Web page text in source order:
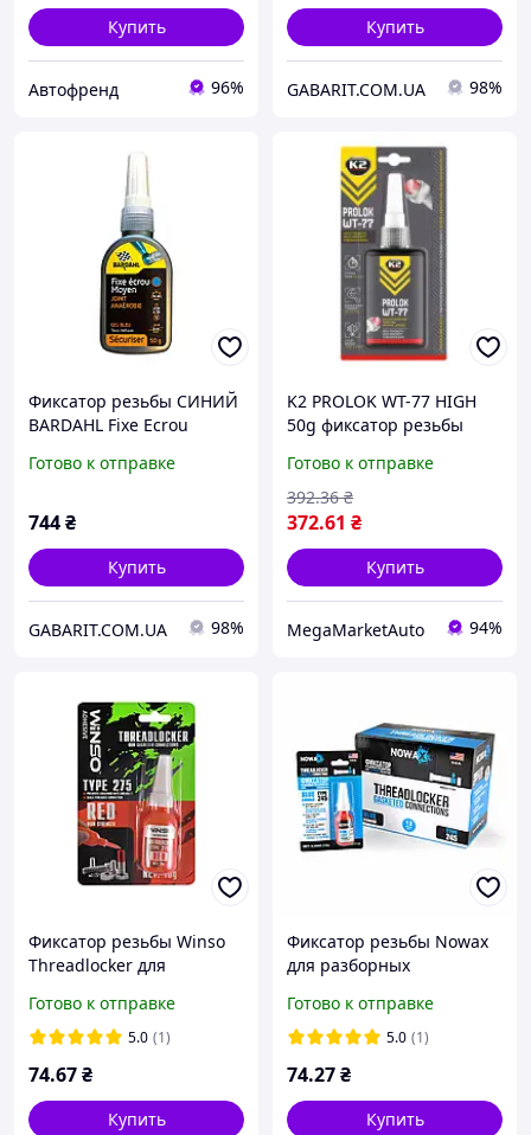
Купить
Автофренд 96%
Купить
GABARIT.COM.UA 98%
Фиксатор резьбы СИНИЙ
BARDAHL Fixe Ecrou
Готово к отправке
744₴
Купить
GABARIT.COM.UA 98%
K2 PROLOK WT-77 HIGH
50g фиксатор резьбы
прочности
Готово к отправке
372.61 ₴
392.36 ₴
Купить
MegaMarketAuto 94%
Фиксатор резьбы Winso
Threadlocker для
красный 10г
Готово к отправке
5.0 (1)
74.67₴
Купить
Фиксатор резьбы Nowax
для разборных
Готово к отправке
5.0 (1)
74.27₴
Купить